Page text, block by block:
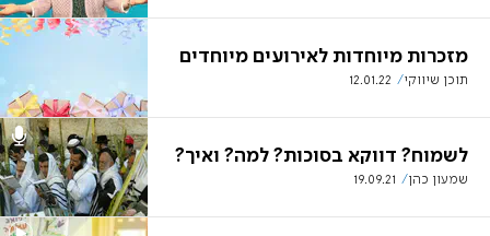
מזכרות מיוחדות לאירועים מיוחדים
תוכן שיווקי 12.01.22
לשמוח? דווקא בסוכות? למה? ואיך?
שמעון כהן 19.09.21